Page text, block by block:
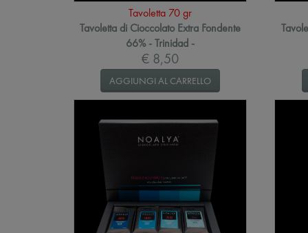
Tavoletta 70 gr
Tavoletta di Cioccolato Extra Fondente
66% - Trinidad -
€ 8,50
AGGIUNGI AL CARRELLO